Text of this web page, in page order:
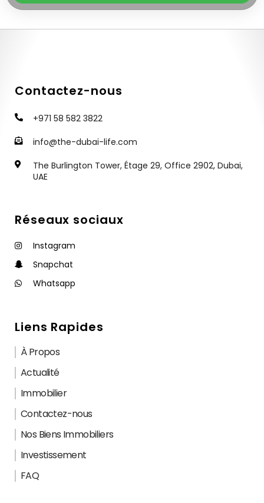
Contactez-nous
+971 58 582 3822
info@the-dubai-life.com
The Burlington Tower, Étage 29, Office 2902, Dubai,
UAE
Réseaux sociaux
Instagram
Snapchat
Whatsapp
Liens Rapides
À Propos
Actualité
Immobilier
Contactez-nous
Nos Biens Immobiliers
Investissement
FAQ